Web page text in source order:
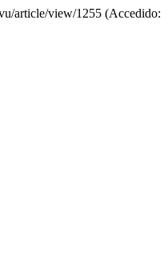
article/view/1255 (Accedido: